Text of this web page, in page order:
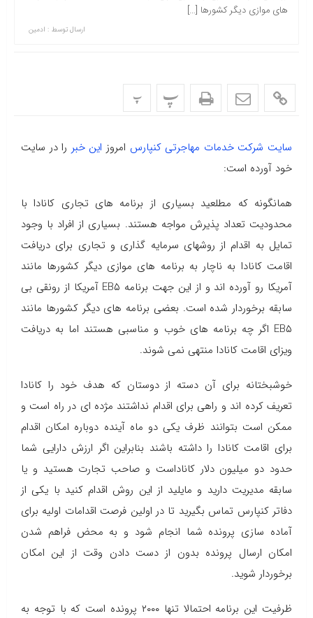
های موازی دیگر کشورها […]
ارسال توسط : ادمین
پ پ
سایت شرکت خدمات مهاجرتی کنپارس امروزاین خبر را در سایت
خود آورده است:
همانگونه که مطلعید بسیاری از برنامه های تجاری کانادا با
محدودیت تعداد پذیرش مواجه هستند. بسیاری از افراد با وجود
تمایل به اقدام از روشهای سرمایه گذاری و تجاری برای دریافت
اقامت کانادا به ناچار به برنامه های موازی دیگر کشورها مانند
آمریکا رو آورده اند و از این جهت برنامه EB۵ آمریکا از رونقی بی
سابقه برخوردار شده است. بعضی برنامه های دیگر کشورها مانند
EB۵ اگر چه برنامه های خوب و مناسبی هستند اما به دریافت
ویزای اقامت کانادا منتهی نمی شوند.
خوشبختانه برای آن دسته از دوستان که هدف خود را کانادا
تعریف کرده اند و راهی برای اقدام نداشتند مژده ای در راه است و
ممکن است بتوانند ظرف یکی دو ماه آینده دوباره امکان اقدام
برای اقامت کانادا را داشته باشند بنابراین اگر ارزش دارایی شما
حدود دو میلیون دلار کاناداست و صاحب تجارت هستید و یا
سابقه مدیریت دارید و مایلید از این روش اقدام کنید با یکی از
دفاتر کنپارس تماس بگیرید تا در اولین فرصت اقدامات اولیه برای
آماده سازی پرونده شما انجام شود و به محض فراهم شدن
امکان ارسال پرونده بدون از دست دادن وقت از این امکان
برخوردار شوید.
ظرفیت این برنامه احتمالا تنها ۲۰۰۰ پرونده است که با توجه به